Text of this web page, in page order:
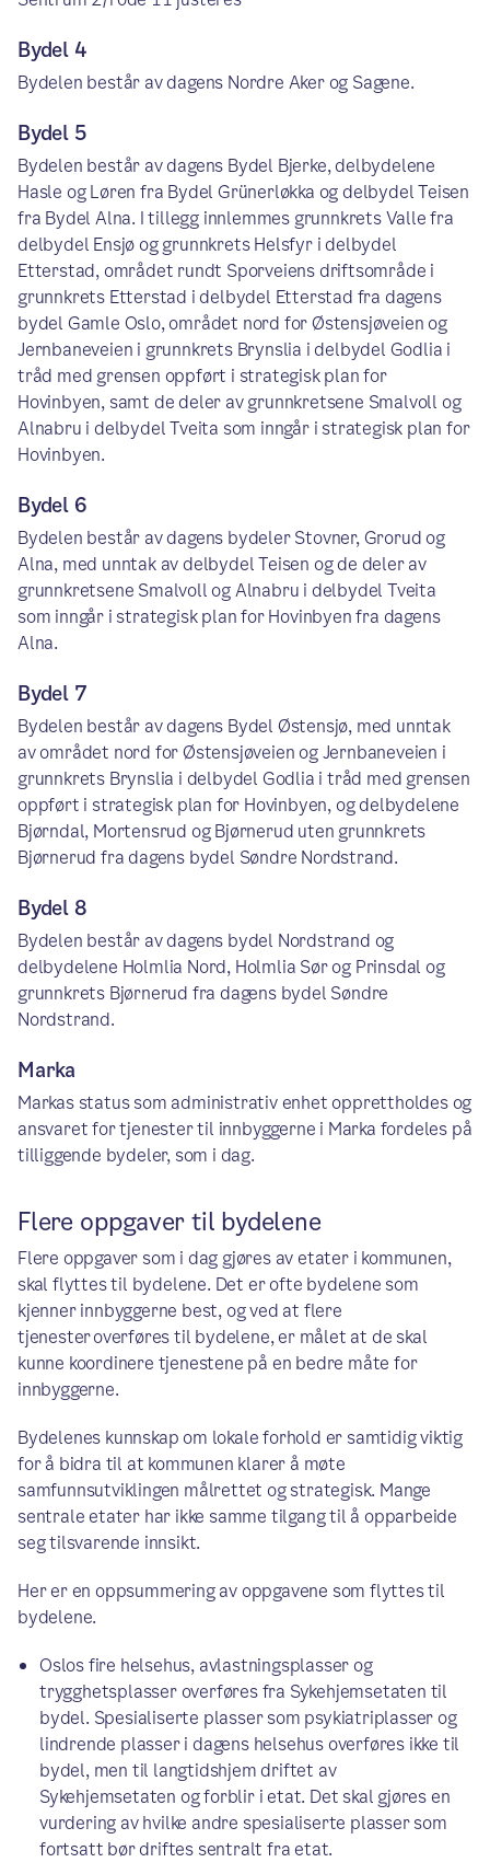
Bydel 4
Bydelen består av dagens Nordre Aker og Sagene.
Bydel 5
Bydelen består av dagens Bydel Bjerke, delbydelene
Hasle og Løren fra Bydel Grünerløkka og delbydel Teisen
fra Bydel Alna. I tillegg innlemmes grunnkrets Valle fra
delbydel Ensjø og grunnkrets Helsfyr i ​delbydel
Etterstad, området rundt Sporveiens driftsområde i
grunnkrets Etterstad i delbydel Etterstad fra dagens
bydel Gamle Oslo, området nord for Østensjøveien og
Jernbaneveien i grunnkrets Brynslia i delbydel Godlia i
tråd med grensen oppført i strategisk plan for
Hovinbyen, samt de deler av grunnkretsene Smalvoll og
Alnabru i delbydel Tveita som inngår i strategisk plan for
Hovinbyen.
Bydel 6
Bydelen består av dagens bydeler Stovner, Grorud og
Alna, med unntak av delbydel Teisen og de deler av
grunnkretsene Smalvoll og Alnabru i delbydel Tveita
som inngår i strategisk plan for Hovinbyen fra dagens
Alna.
Bydel 7
Bydelen består av dagens Bydel Østensjø, med unntak
av området nord for Østensjøveien og Jernbaneveien i
grunnkrets Brynslia i delbydel Godlia i tråd med grensen
oppført i strategisk plan for Hovinbyen, og delbydelene
Bjørndal, Mortensrud og Bjørnerud uten grunnkrets
Bjørnerud fra dagens bydel Søndre Nordstrand.
Bydel 8
Bydelen består av dagens bydel Nordstrand og
delbydelene Holmlia Nord, Holmlia Sør og Prinsdal og
grunnkrets Bjørnerud fra dagens bydel Søndre
Nordstrand.
​Marka
Markas status som administrativ enhet opprettholdes og
ansvaret for tjenester til innbyggerne i Marka fordeles på
tilliggende bydeler, som i dag.
Flere oppgaver til bydelene
Flere oppgaver som i dag gjøres av etater i kommunen,
skal flyttes til bydelene. Det er ofte bydelene som
kjenner innbyggerne best, og ved at flere
tjenester overføres til bydelene, er målet at de skal
kunne koordinere tjenestene på en bedre måte for
innbyggerne.
Bydelenes kunnskap om lokale forhold er samtidig viktig
for å bidra til at kommunen klarer å møte
samfunnsutviklingen målrettet og strategisk. Mange
sentrale etater har ikke samme tilgang til å opparbeide
seg tilsvarende innsikt.
Her er en oppsummering av oppgavene som flyttes til
bydelene.
Oslos fire helsehus, avlastningsplasser og
trygghetsplasser overføres fra Sykehjemsetaten til
bydel. Spesialiserte plasser som psykiatriplasser og
lindrende plasser i dagens helsehus overføres ikke til
bydel, men til langtidshjem driftet av
Sykehjemsetaten og forblir i etat. Det skal gjøres en
vurdering av hvilke andre spesialiserte plasser som
fortsatt bør driftes sentralt fra etat.